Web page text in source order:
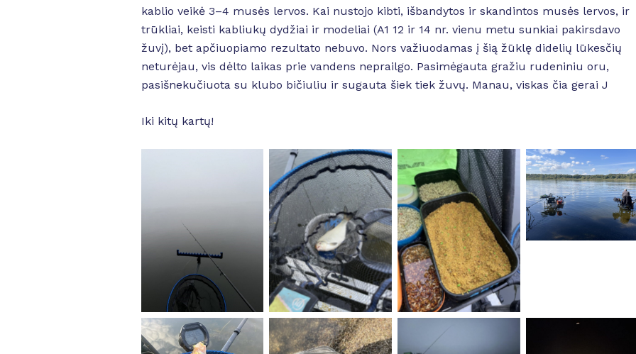
kablio veikė 3–4 musės lervos. Kai nustojo kibti, išbandytos ir skandintos musės lervos, ir
trūkliai, keisti kabliukų dydžiai ir modeliai (A1 12 ir 14 nr. vienu metu sunkiai pakirsdavo
žuvį), bet apčiuopiamo rezultato nebuvo. Nors važiuodamas į šią žūklę didelių lūkesčių
neturėjau, vis dėlto laikas prie vandens neprailgo. Pasimėgauta gražiu rudeniniu oru,
pasišnekučiuota su klubo bičiuliu ir sugauta šiek tiek žuvų. Manau, viskas čia gerai J
Iki kitų kartų!
No Caption No Caption No Caption
No Caption